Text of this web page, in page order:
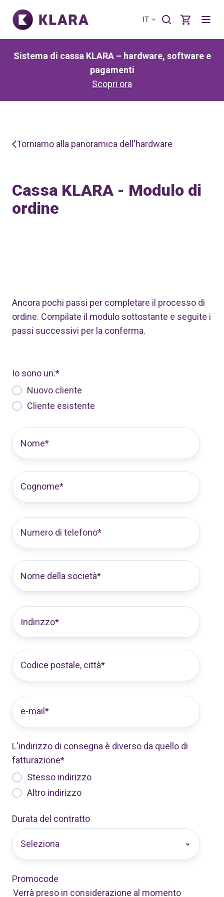
IT
Sistema di cassa KLARA – hardware, software e
pagamenti
Scopri ora
Torniamo alla panoramica dell'hardware
Cassa KLARA - Modulo di
ordine
Ancora pochi passi per completare il processo di
ordine. Compilate il modulo sottostante e seguite i
passi successivi per la conferma.
Io sono un:*
Nuovo cliente
Cliente esistente
L'indirizzo di consegna è diverso da quello di
fatturazione*
Stesso indirizzo
Altro indirizzo
Durata del contratto
Promocode
Verrà preso in considerazione al momento